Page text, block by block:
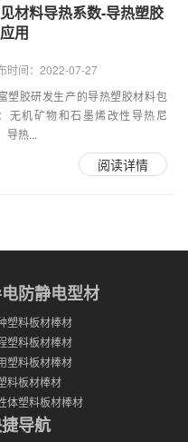
材料导热系数-导热塑胶
用
时间：2022-07-27
塑胶研发生产的导热塑胶材料包
无机矿物和石墨烯改性导热尼
导热...
阅读详情
防静电型材
塑料板材棒材
塑料板材棒材
塑料板材棒材
料板材棒材
体塑料板材棒材
导航